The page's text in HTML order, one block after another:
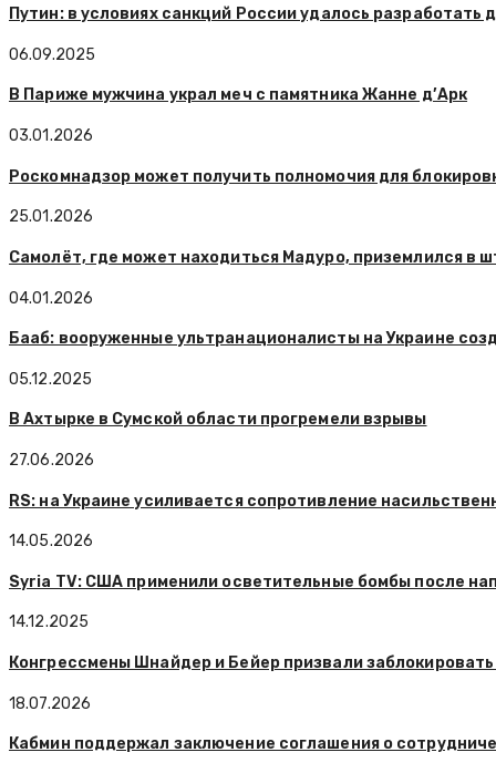
Путин: в условиях санкций России удалось разработать
06.09.2025
В Париже мужчина украл меч с памятника Жанне д’Арк
03.01.2026
Роскомнадзор может получить полномочия для
25.01.2026
Самолёт, где может находиться Мадуро, приземлился в
04.01.2026
Бааб: вооруженные ультранационалисты на Украине
05.12.2025
В Ахтырке в Сумской области прогремели взрывы
27.06.2026
RS: на Украине усиливается сопротивление
14.05.2026
Syria TV: США применили осветительные бомбы после
14.12.2025
Конгрессмены Шнайдер и Бейер призвали
18.07.2026
Кабмин поддержал заключение соглашения о